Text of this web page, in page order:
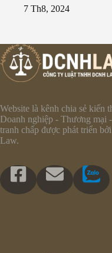
7 Th8, 2024
Website là kênh chia sẻ kiến
Doanh nghiệp - Thương mại
tranh chấp được phát triển
Law.